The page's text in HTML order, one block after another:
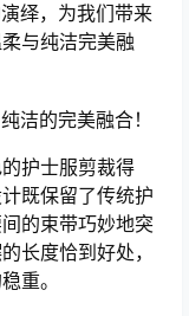
绎，为我们带来
与纯洁完美融
护士服剪裁得
既保留了传统护
的束带巧妙地突
长度恰到好处，
重。